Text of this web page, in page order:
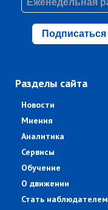
Подписаться
Разделы сайта
Новости
Мнения
Аналитика
Сервисы
Обучение
О движении
Стать наблюдателем